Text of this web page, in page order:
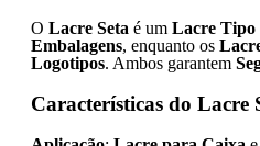
O Lacre Seta é um Lacre Tipo
Embalagens, enquanto os
Logotipos. Ambos garantem
Características do Lacre